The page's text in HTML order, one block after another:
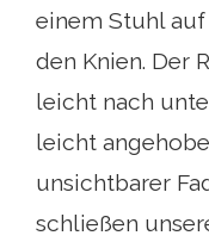
einem Stuhl
den Knien. Der
leicht nach
leicht
unsichtbarer
schließen